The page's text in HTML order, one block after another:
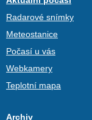
Radarové snímky
Meteostanice
Počasí u vás
Webkamery
Teplotní mapa
Archiv